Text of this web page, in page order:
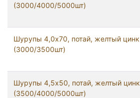
(3000/4000/5000шт)
Шурупы 4,0x70, потай, желтый цинк
(3000/3500шт)
Шурупы 4,5x50, потай, желтый цинк
(3500/4000/5000шт)